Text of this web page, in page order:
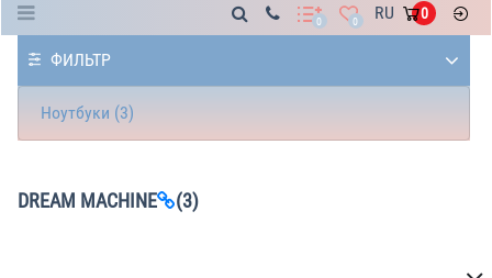
0 0 RU 0
ФИЛЬТР
Ноутбуки (3)
DREAM MACHINE (3)